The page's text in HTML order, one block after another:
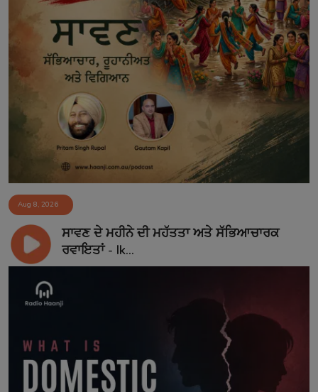
Aug 8, 2026
ਸਾਵਣ ਦੇ ਮਹੀਨੇ ਦੀ ਮਹੱਤਤਾ ਅਤੇ ਸੱਭਿਆਚਾਰਕ
ਰਵਾਇਤਾਂ - Ik...